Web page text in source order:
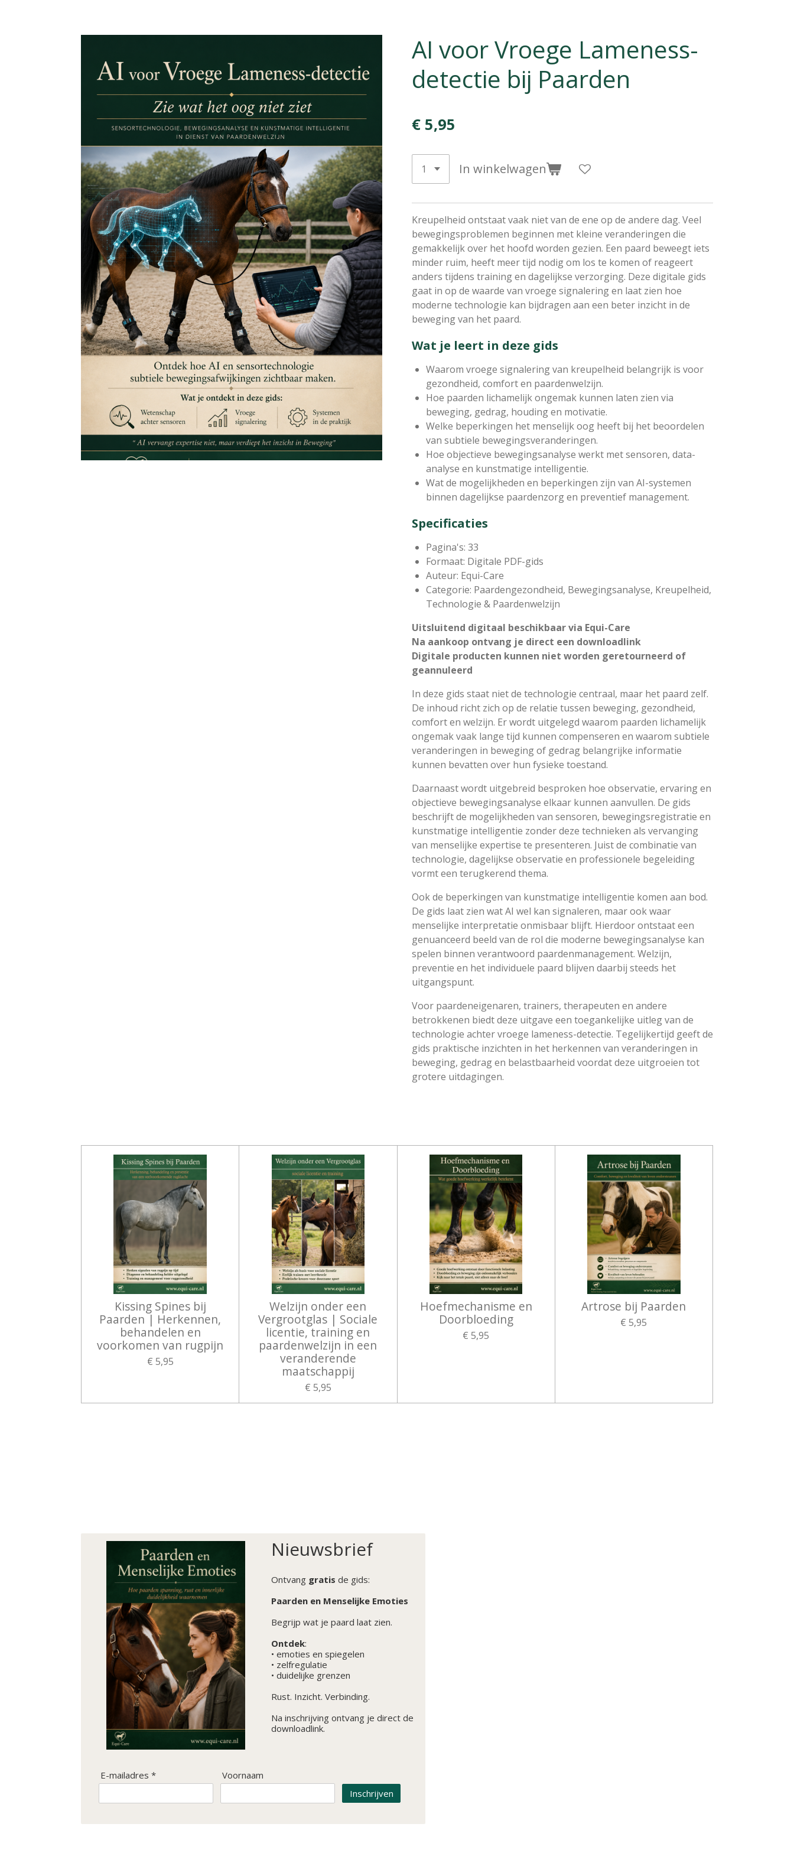
AI voor Vroege Lameness-
detectie bij Paarden
€ 5,95
In winkelwagen
Kreupelheid ontstaat vaak niet van de ene op de andere dag. Veel
bewegingsproblemen beginnen met kleine veranderingen die
gemakkelijk over het hoofd worden gezien. Een paard beweegt iets
minder ruim, heeft meer tijd nodig om los te komen of reageert
anders tijdens training en dagelijkse verzorging. Deze digitale gids
gaat in op de waarde van vroege signalering en laat zien hoe
moderne technologie kan bijdragen aan een beter inzicht in de
beweging van het paard.
Wat je leert in deze gids
Waarom vroege signalering van kreupelheid belangrijk is voor
gezondheid, comfort en paardenwelzijn.
Hoe paarden lichamelijk ongemak kunnen laten zien via
beweging, gedrag, houding en motivatie.
Welke beperkingen het menselijk oog heeft bij het beoordelen
van subtiele bewegingsveranderingen.
Hoe objectieve bewegingsanalyse werkt met sensoren, data-
analyse en kunstmatige intelligentie.
Wat de mogelijkheden en beperkingen zijn van AI-systemen
binnen dagelijkse paardenzorg en preventief management.
Specificaties
Pagina's: 33
Formaat: Digitale PDF-gids
Auteur: Equi-Care
Categorie: Paardengezondheid, Bewegingsanalyse, Kreupelheid,
Technologie & Paardenwelzijn
Uitsluitend digitaal beschikbaar via Equi-Care
Na aankoop ontvang je direct een downloadlink
Digitale producten kunnen niet worden geretourneerd of
geannuleerd
In deze gids staat niet de technologie centraal, maar het paard zelf.
De inhoud richt zich op de relatie tussen beweging, gezondheid,
comfort en welzijn. Er wordt uitgelegd waarom paarden lichamelijk
ongemak vaak lange tijd kunnen compenseren en waarom subtiele
veranderingen in beweging of gedrag belangrijke informatie
kunnen bevatten over hun fysieke toestand.
Daarnaast wordt uitgebreid besproken hoe observatie, ervaring en
objectieve bewegingsanalyse elkaar kunnen aanvullen. De gids
beschrijft de mogelijkheden van sensoren, bewegingsregistratie en
kunstmatige intelligentie zonder deze technieken als vervanging
van menselijke expertise te presenteren. Juist de combinatie van
technologie, dagelijkse observatie en professionele begeleiding
vormt een terugkerend thema.
Ook de beperkingen van kunstmatige intelligentie komen aan bod.
De gids laat zien wat AI wel kan signaleren, maar ook waar
menselijke interpretatie onmisbaar blijft. Hierdoor ontstaat een
genuanceerd beeld van de rol die moderne bewegingsanalyse kan
spelen binnen verantwoord paardenmanagement. Welzijn,
preventie en het individuele paard blijven daarbij steeds het
uitgangspunt.
Voor paardeneigenaren, trainers, therapeuten en andere
betrokkenen biedt deze uitgave een toegankelijke uitleg van de
technologie achter vroege lameness-detectie. Tegelijkertijd geeft de
gids praktische inzichten in het herkennen van veranderingen in
beweging, gedrag en belastbaarheid voordat deze uitgroeien tot
grotere uitdagingen.
Kissing Spines bij
Paarden | Herkennen,
behandelen en
voorkomen van rugpijn
€ 5,95
Welzijn onder een
Vergrootglas | Sociale
licentie, training en
paardenwelzijn in een
veranderende
maatschappij
€ 5,95
Hoefmechanisme en
Doorbloeding
€ 5,95
Artrose bij Paarden
€ 5,95
Nieuwsbrief
Ontvang gratis de gids:
Paarden en Menselijke Emoties
Begrijp wat je paard laat zien.
Ontdek:
• emoties en spiegelen
• zelfregulatie
• duidelijke grenzen
Rust. Inzicht. Verbinding.
Na inschrijving ontvang je direct de
downloadlink.
E-mailadres *
Voornaam
Inschrijven